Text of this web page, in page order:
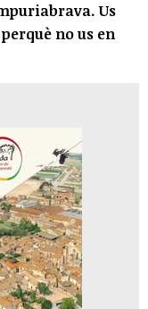
Us
no us en